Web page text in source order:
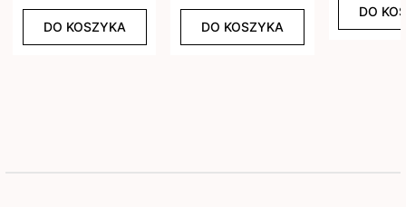
DO KOSZYKA DO KOSZYKA
DO